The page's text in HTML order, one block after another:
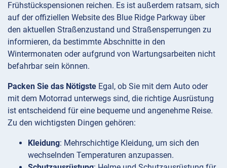
Frühstückspensionen reichen. Es ist außerdem ratsam, sich
auf der offiziellen Website des Blue Ridge Parkway über
den aktuellen Straßenzustand und Straßensperrungen zu
informieren, da bestimmte Abschnitte in den
Wintermonaten oder aufgrund von Wartungsarbeiten nicht
befahrbar sein können.
Packen Sie das Nötigste Egal, ob Sie mit dem Auto oder
mit dem Motorrad unterwegs sind, die richtige Ausrüstung
ist entscheidend für eine bequeme und angenehme Reise.
Zu den wichtigsten Dingen gehören:
Kleidung: Mehrschichtige Kleidung, um sich den
wechselnden Temperaturen anzupassen.